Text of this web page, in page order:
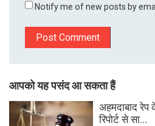
Notify me of new posts by
आपको यह पसंद आ सकता हैं
अहमदाबाद
रिपोर्ट से सा...